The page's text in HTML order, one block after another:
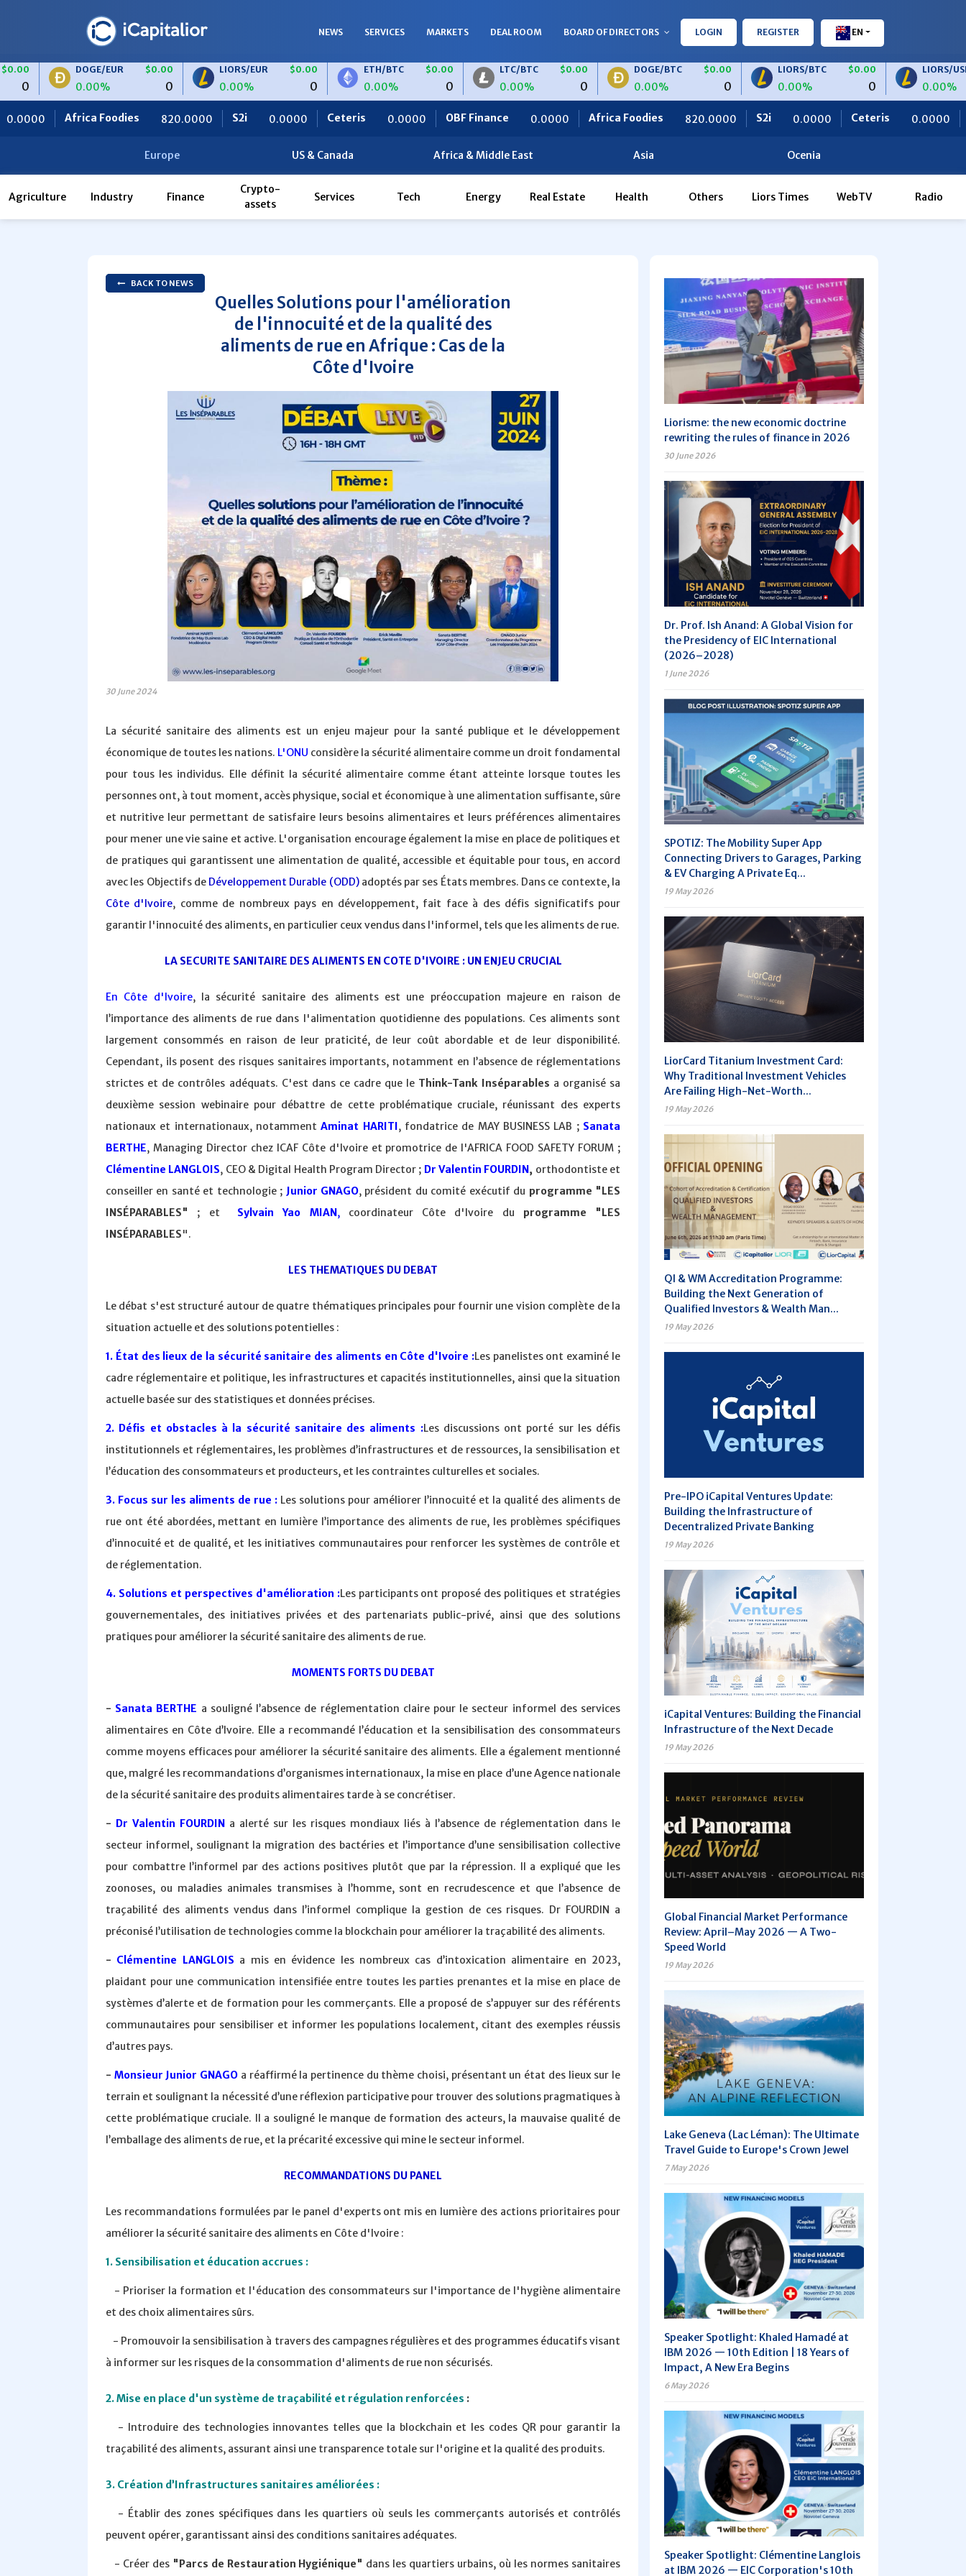
NEWS SERVICES MARKETS DEAL ROOM BOARD OF DIRECTORS LOGIN REGISTER EN
DOGE/EUR
0.00%
$0.00 LIORS/EUR
0.00%
$0.00 ETH/BTC
0.00%
$0.00 LTC/BTC
0.00%
$0.00 DOGE/BTC
0.00%
$0.00 LIORS/BTC
0.00%
$0.00 LIORS/USDT
0.00%
Foodies 820.0000 0.0000 Ceteris 0.0000 OBF Finance 0.0000 Africa Foodies 820.0000 0.0000 Ceteris 0.0000 OBF Finance
Europe US & Canada Africa & Middle East Asia Ocenia
Agriculture Industry Finance
Crypto-
assets
Services Tech Energy Real Estate Health Others Liors Times WebTV Radio
BACK TO NEWS
Quelles Solutions pour l'amélioration
de l'innocuité et de la qualité des
aliments de rue en Afrique : Cas de la
Côte d'Ivoire
30 June 2024
La sécurité sanitaire des aliments est un enjeu majeur pour la santé publique et le développement
économique de toutes les nations. L'ONU considère la sécurité alimentaire comme un droit fondamental
pour tous les individus. Elle définit la sécurité alimentaire comme étant atteinte lorsque toutes les
personnes ont, à tout moment, accès physique, social et économique à une alimentation suffisante, sûre
et nutritive leur permettant de satisfaire leurs besoins alimentaires et leurs préférences alimentaires
pour mener une vie saine et active. L'organisation encourage également la mise en place de politiques et
de pratiques qui garantissent une alimentation de qualité, accessible et équitable pour tous, en accord
avec les Objectifs deDéveloppement Durable (ODD)adoptés par ses États membres. Dans ce contexte, la
Côte d'Ivoire, comme de nombreux pays en développement, fait face à des défis significatifs pour
garantir l'innocuité des aliments, en particulier ceux vendus dans l'informel, tels que les aliments de rue.
LA SECURITE SANITAIRE DES ALIMENTS EN COTE D'IVOIRE : UN ENJEU CRUCIAL
En Côte d'Ivoire, la sécurité sanitaire des aliments est une préoccupation majeure en raison de
l’importance des aliments de rue dans l'alimentation quotidienne des populations. Ces aliments sont
largement consommés en raison de leur praticité, de leur coût abordable et de leur disponibilité.
Cependant, ils posent des risques sanitaires importants, notamment en l’absence de réglementations
strictes et de contrôles adéquats. C'est dans ce cadre que le Think-Tank Inséparables a organisé sa
deuxième session webinaire pour débattre de cette problématique cruciale, réunissant des experts
nationaux et internationaux, notamment Aminat HARITI, fondatrice de MAY BUSINESS LAB ; Sanata
BERTHE, Managing Director chez ICAF Côte d'Ivoire et promotrice de l'AFRICA FOOD SAFETY FORUM ;
Clémentine LANGLOIS, CEO & Digital Health Program Director ; Dr Valentin FOURDIN, orthodontiste et
conseiller en santé et technologie ; Junior GNAGO, président du comité exécutif du programme "LES
INSÉPARABLES"
; et Sylvain Yao MIAN,coordinateur Côte d'Ivoire du programme "LES
INSÉPARABLES".
LES THEMATIQUES DU DEBAT
Le débat s'est structuré autour de quatre thématiques principales pour fournir une vision complète de la
situation actuelle et des solutions potentielles :
1. État des lieux de la sécurité sanitaire des aliments en Côte d'Ivoire :Les panelistes ont examiné le
cadre réglementaire et politique, les infrastructures et capacités institutionnelles, ainsi que la situation
actuelle basée sur des statistiques et données précises.
2. Défis et obstacles à la sécurité sanitaire des aliments :Les discussions ont porté sur les défis
institutionnels et réglementaires, les problèmes d’infrastructures et de ressources, la sensibilisation et
l’éducation des consommateurs et producteurs, et les contraintes culturelles et sociales.
3. Focus sur les aliments de rue : Les solutions pour améliorer l’innocuité et la qualité des aliments de
rue ont été abordées, mettant en lumière l’importance des aliments de rue, les problèmes spécifiques
d’innocuité et de qualité, et les initiatives communautaires pour renforcer les systèmes de contrôle et
de réglementation.
4. Solutions et perspectives d'amélioration :Les participants ont proposé des politiques et stratégies
gouvernementales, des initiatives privées et des partenariats public-privé, ainsi que des solutions
pratiques pour améliorer la sécurité sanitaire des aliments de rue.
MOMENTS FORTS DU DEBAT
- Sanata BERTHE a souligné l’absence de réglementation claire pour le secteur informel des services
alimentaires en Côte d’Ivoire. Elle a recommandé l’éducation et la sensibilisation des consommateurs
comme moyens efficaces pour améliorer la sécurité sanitaire des aliments. Elle a également mentionné
que, malgré les recommandations d’organismes internationaux, la mise en place d’une Agence nationale
de la sécurité sanitaire des produits alimentaires tarde à se concrétiser.
- Dr Valentin FOURDIN a alerté sur les risques mondiaux liés à l’absence de réglementation dans le
secteur informel, soulignant la migration des bactéries et l’importance d’une sensibilisation collective
pour combattre l’informel par des actions positives plutôt que par la répression. Il a expliqué que les
zoonoses, ou maladies animales transmises à l’homme, sont en recrudescence et que l’absence de
traçabilité des aliments vendus dans l’informel complique la gestion de ces risques. Dr FOURDIN a
préconisé l’utilisation de technologies comme la blockchain pour améliorer la traçabilité des aliments.
- Clémentine LANGLOIS a mis en évidence les nombreux cas d’intoxication alimentaire en 2023,
plaidant pour une communication intensifiée entre toutes les parties prenantes et la mise en place de
systèmes d’alerte et de formation pour les commerçants. Elle a proposé de s’appuyer sur des référents
communautaires pour sensibiliser et informer les populations localement, citant des exemples réussis
d’autres pays.
- Monsieur Junior GNAGO a réaffirmé la pertinence du thème choisi, présentant un état des lieux sur le
terrain et soulignant la nécessité d’une réflexion participative pour trouver des solutions pragmatiques à
cette problématique cruciale. Il a souligné le manque de formation des acteurs, la mauvaise qualité de
l’emballage des aliments de rue, et la précarité excessive qui mine le secteur informel.
RECOMMANDATIONS DU PANEL
Les recommandations formulées par le panel d'experts ont mis en lumière des actions prioritaires pour
améliorer la sécurité sanitaire des aliments en Côte d'Ivoire :
1. Sensibilisation et éducation accrues :
- Prioriser la formation et l'éducation des consommateurs sur l'importance de l'hygiène alimentaire
et des choix alimentaires sûrs.
- Promouvoir la sensibilisation à travers des campagnes régulières et des programmes éducatifs visant
à informer sur les risques de la consommation d'aliments de rue non sécurisés.
2. Mise en place d'un système de traçabilité et régulation renforcées :
- Introduire des technologies innovantes telles que la blockchain et les codes QR pour garantir la
traçabilité des aliments, assurant ainsi une transparence totale sur l'origine et la qualité des produits.
3. Création d’Infrastructures sanitaires améliorées :
- Établir des zones spécifiques dans les quartiers où seuls les commerçants autorisés et contrôlés
peuvent opérer, garantissant ainsi des conditions sanitaires adéquates.
- Créer des "Parcs de Restauration Hygiénique" dans les quartiers urbains, où les normes sanitaires
Liorisme: the new economic doctrine
rewriting the rules of finance in 2026
30 June 2026
Dr. Prof. Ish Anand: A Global Vision for
the Presidency of EIC International
(2026–2028)
1 June 2026
SPOTIZ: The Mobility Super App
Connecting Drivers to Garages, Parking
& EV Charging A Private Eq...
19 May 2026
LiorCard Titanium Investment Card:
Why Traditional Investment Vehicles
Are Failing High-Net-Worth...
19 May 2026
QI & WM Accreditation Programme:
Building the Next Generation of
Qualified Investors & Wealth Man...
19 May 2026
Pre-IPO iCapital Ventures Update:
Building the Infrastructure of
Decentralized Private Banking
19 May 2026
iCapital Ventures: Building the Financial
Infrastructure of the Next Decade
19 May 2026
Global Financial Market Performance
Review: April–May 2026 — A Two-
Speed World
19 May 2026
Lake Geneva (Lac Léman): The Ultimate
Travel Guide to Europe's Crown Jewel
7 May 2026
Speaker Spotlight: Khaled Hamadé at
IBM 2026 — 10th Edition | 18 Years of
Impact, A New Era Begins
6 May 2026
Speaker Spotlight: Clémentine Langlois
at IBM 2026 — EIC Corporation's 10th